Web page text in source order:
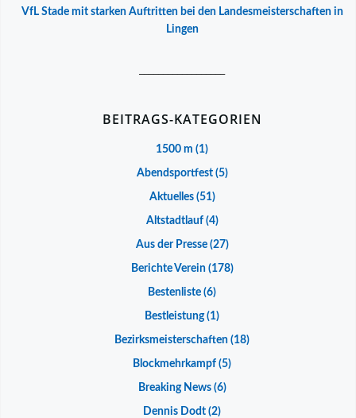
VfL Stade mit starken Auftritten bei den Landesmeisterschaften in
Lingen
BEITRAGS-KATEGORIEN
1500 m (1)
Abendsportfest(5)
Aktuelles(51)
Altstadtlauf(4)
Aus der Presse(27)
Berichte Verein(178)
Bestenliste (6)
Bestleistung(1)
Bezirksmeisterschaften (18)
Blockmehrkampf (5)
Breaking News(6)
Dennis Dodt (2)